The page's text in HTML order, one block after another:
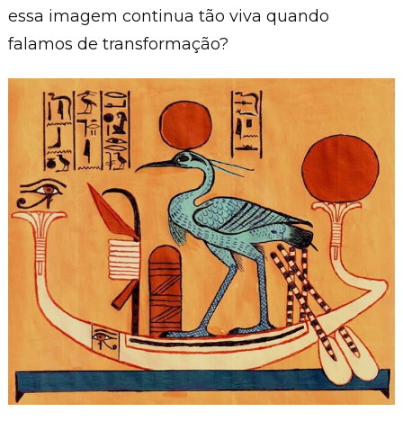
essa imagem continua tão viva quando
falamos de transformação?